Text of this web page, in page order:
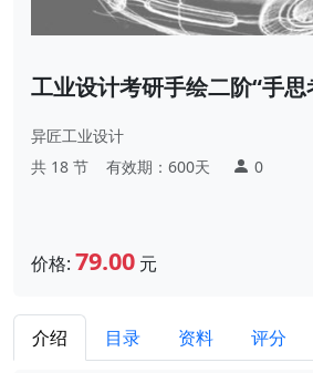
工业设计考研手绘二阶“手思
异匠工业设计
共 18 节 有效期：600天 0
价格: 79.00 元
介绍 目录 资料 评分